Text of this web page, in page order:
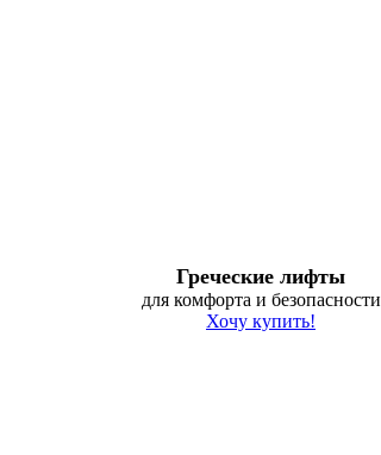
Греческие лифты
для комфорта и безопасности
Хочу купить!